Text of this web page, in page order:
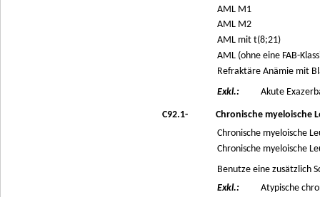
AML M1
AML M2
AML mit t(8;21)
AML (ohne eine FAB-
Refraktäre Anämie mit
Exkl.:
Akute
C92.1-
Chronische myeloische
Chronische myeloische
Chronische myeloische
Benutze eine zusätzlich
Exkl.:
Atypische